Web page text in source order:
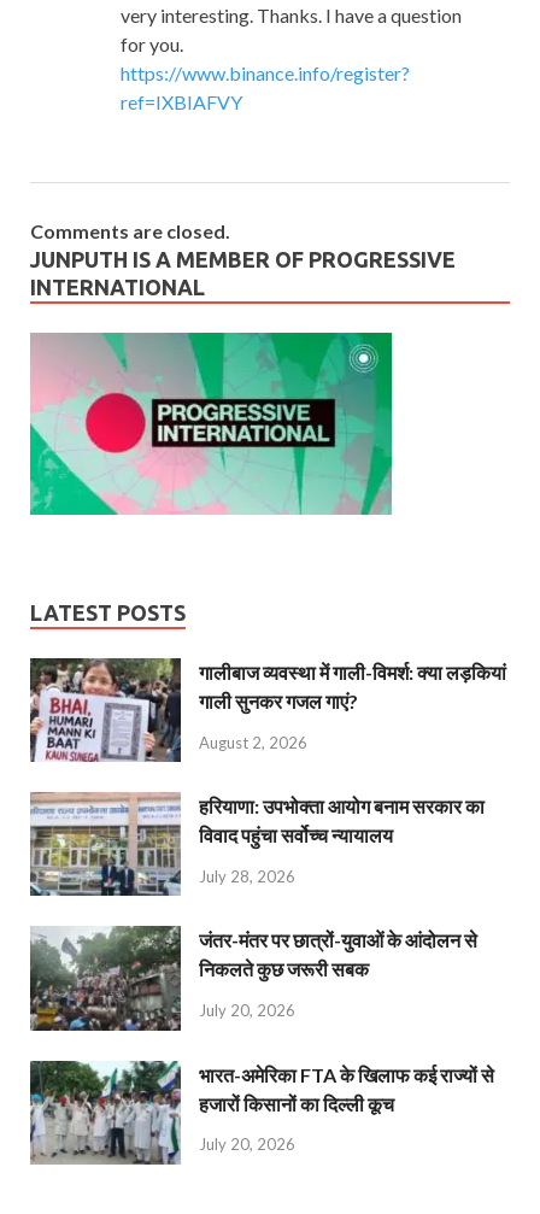
very interesting. Thanks. I have a question
for you.
https://www.binance.info/register?
ref=IXBIAFVY
Comments are closed.
JUNPUTH IS A MEMBER OF PROGRESSIVE
INTERNATIONAL
LATEST POSTS
गालीबाज व्‍यवस्‍था में गाली-विमर्श: क्या लड़कियां
गाली सुनकर गजल गाएं?
August 2, 2026
हरियाणा: उपभोक्ता आयोग बनाम सरकार का
विवाद पहुंचा सर्वोच्च न्यायालय
July 28, 2026
जंतर-मंतर पर छात्रों-युवाओं के आंदोलन से
निकलते कुछ जरूरी सबक
July 20, 2026
भारत-अमेरिका FTA के खिलाफ कई राज्यों से
हजारों किसानों का दिल्ली कूच
July 20, 2026